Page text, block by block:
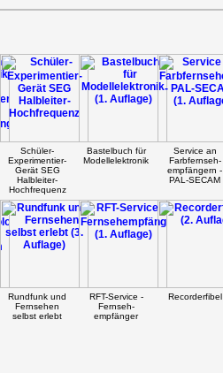
Schüler-
Experimentier-
Gerät SEG
Halbleiter-
Hochfrequenz
Bastelbuch für
Modellelektronik
Service an
Farbfernseh-
empfängern -
PAL-SECAM
Rundfunk und
Fernsehen
selbst erlebt
RFT-Service -
Fernseh-
empfänger
Recorderfibel